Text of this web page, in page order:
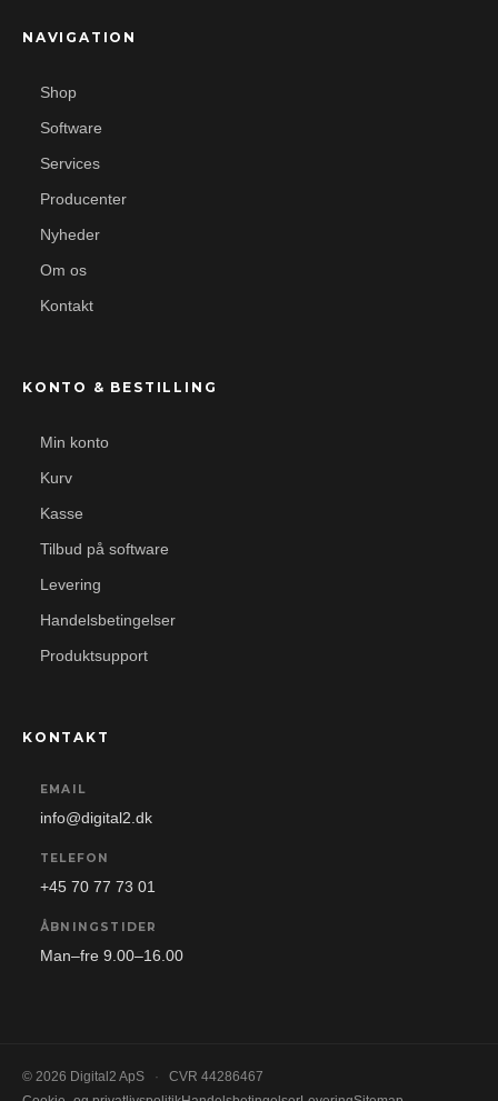
NAVIGATION
Shop
Software
Services
Producenter
Nyheder
Om os
Kontakt
KONTO & BESTILLING
Min konto
Kurv
Kasse
Tilbud på software
Levering
Handelsbetingelser
Produktsupport
KONTAKT
EMAIL
info@digital2.dk
TELEFON
+45 70 77 73 01
ÅBNINGSTIDER
Man–fre 9.00–16.00
© 2026 Digital2 ApS ·
CVR 44286467